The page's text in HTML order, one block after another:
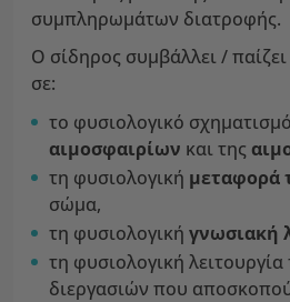
συμπληρωμάτων διατροφής.
Ο σίδηρος συμβάλλει /
σε:
το φυσιολογικό
αιμοσφαιρίων και της
τη φυσιολογική μεταφορά
σώμα,
τη φυσιολογική γνωσιακή
τη φυσιολογική
διεργασιών που